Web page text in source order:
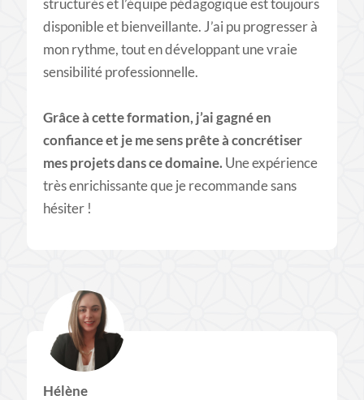
structurés et l’équipe pédagogique est toujours
disponible et bienveillante. J’ai pu progresser à
mon rythme, tout en développant une vraie
sensibilité professionnelle.
​Grâce à cette formation, j’ai gagné en
confiance et je me sens prête à concrétiser
mes projets dans ce domaine. Une expérience
très enrichissante que je recommande sans
hésiter !
Hélène